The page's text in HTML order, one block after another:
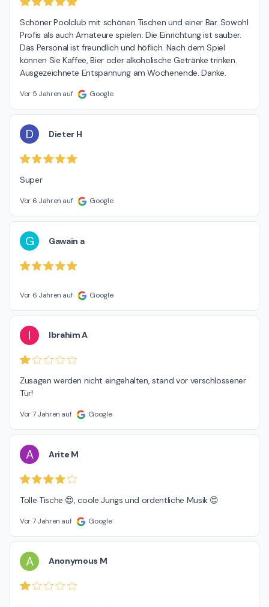
Schöner Poolclub mit schönen Tischen und einer Bar. Sowohl
Profis als auch Amateure spielen. Die Einrichtung ist sauber.
Das Personal ist freundlich und höflich. Nach dem Spiel
können Sie Kaffee, Bier oder alkoholische Getränke trinken.
Ausgezeichnete Entspannung am Wochenende. Danke.
Vor 5 Jahren auf Google
D Dieter H
Super
Vor 6 Jahren auf Google
G Gawain a
Vor 6 Jahren auf Google
I Ibrahim A
Zusagen werden nicht eingehalten, stand vor verschlossener
Tür!
Vor 7 Jahren auf Google
A Arite M
Tolle Tische 😍, coole Jungs und ordentliche Musik 😊
Vor 7 Jahren auf Google
A Anonymous M